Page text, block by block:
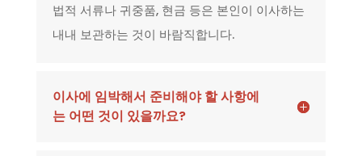
법적 서류나 귀중품, 현금 등은 본인이 이사하는
내내 보관하는 것이 바람직합니다.
이사에 임박해서 준비해야 할 사항에
는 어떤 것이 있을까요?